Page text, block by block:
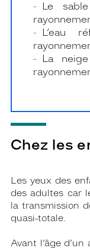
Le
L’eau
La
Chez les
Les yeux des
des adultes car
la transmission
quasi-totale.
Avant l’âge